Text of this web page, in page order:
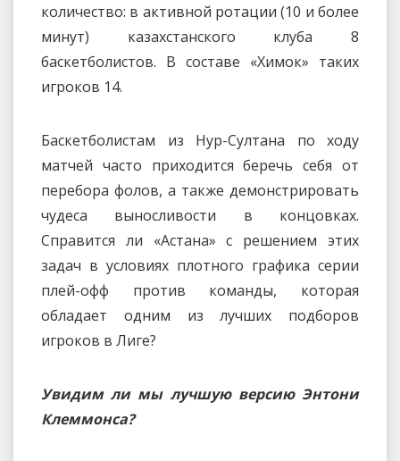
количество: в активной ротации (10 и более
минут) казахстанского клуба 8
баскетболистов. В составе «Химок» таких
игроков 14.
Баскетболистам из Нур-Султана по ходу
матчей часто приходится беречь себя от
перебора фолов, а также демонстрировать
чудеса выносливости в концовках.
Справится ли «Астана» с решением этих
задач в условиях плотного графика серии
плей-офф против команды, которая
обладает одним из лучших подборов
игроков в Лиге?
Увидим ли мы лучшую версию Энтони
Клеммонса?